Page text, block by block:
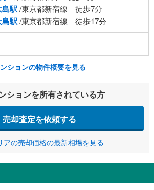
駅/東京都新宿線 徒歩7分
駅/東京都新宿線 徒歩17分
ションの物件概要を見る
ションを所有されている方
売却査定を依頼する
アの売却価格の最新相場を見る